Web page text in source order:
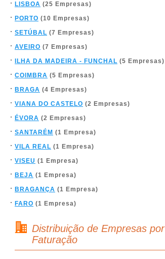
LISBOA (25 Empresas)
PORTO (10 Empresas)
SETÚBAL (7 Empresas)
AVEIRO (7 Empresas)
ILHA DA MADEIRA - FUNCHAL (5 Empresas)
COIMBRA (5 Empresas)
BRAGA (4 Empresas)
VIANA DO CASTELO (2 Empresas)
ÉVORA (2 Empresas)
SANTARÉM (1 Empresa)
VILA REAL (1 Empresa)
VISEU (1 Empresa)
BEJA (1 Empresa)
BRAGANÇA (1 Empresa)
FARO (1 Empresa)
Distribuição de Empresas por
Faturação